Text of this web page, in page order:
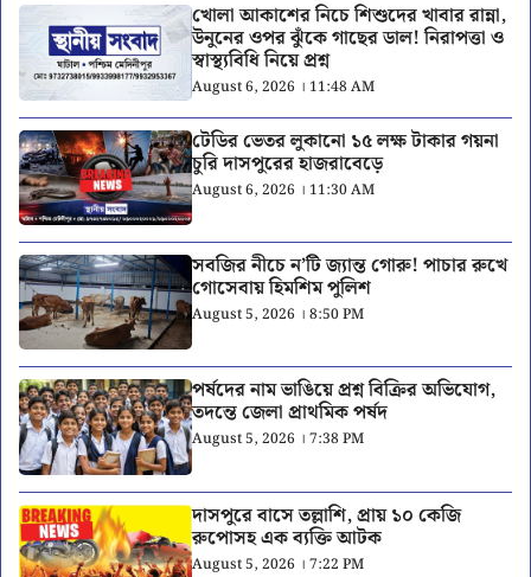
খোলা আকাশের নিচে শিশুদের খাবার রান্না,
উনুনের ওপর ঝুঁকে গাছের ডাল! নিরাপত্তা ও
স্বাস্থ্যবিধি নিয়ে প্রশ্ন
August 6, 2026 । 11:48 AM
টেডির ভেতর লুকানো ১৫ লক্ষ টাকার গয়না
চুরি দাসপুরের হাজরাবেড়ে
August 6, 2026 । 11:30 AM
সবজির নীচে ন’টি জ্যান্ত গোরু! পাচার রুখে
গোসেবায় হিমশিম পুলিশ
August 5, 2026 । 8:50 PM
পর্ষদের নাম ভাঙিয়ে প্রশ্ন বিক্রির অভিযোগ,
তদন্তে জেলা প্রাথমিক পর্ষদ
August 5, 2026 । 7:38 PM
দাসপুরে বাসে তল্লাশি, প্রায় ১০ কেজি
রুপোসহ এক ব্যক্তি আটক
August 5, 2026 । 7:22 PM